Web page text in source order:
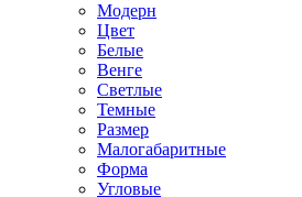
Модерн
Цвет
Белые
Венге
Светлые
Темные
Размер
Малогабаритные
Форма
Угловые